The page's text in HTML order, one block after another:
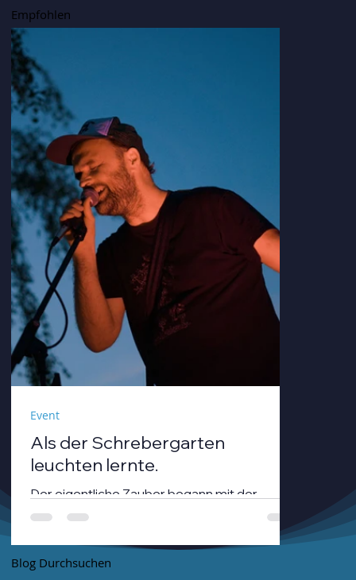
bei der Freilegung von Troja kennt. Von
Hop-und japanischen Idol-Platten, die so
nostalgisch und gleichzeitig erfrischend
klangen, dass man sich darin hätte duschen
können.
Empfohlen
Als der Schrebergarten
leuchten lernte.
Der eigentliche Zauber begann mit der
Dämmerung. André Neumann alias nthirteen
strich mit einem Geigenbogen über seine E-
Gitarre, während die Sonne unterging.
Event
Blog Durchsuchen